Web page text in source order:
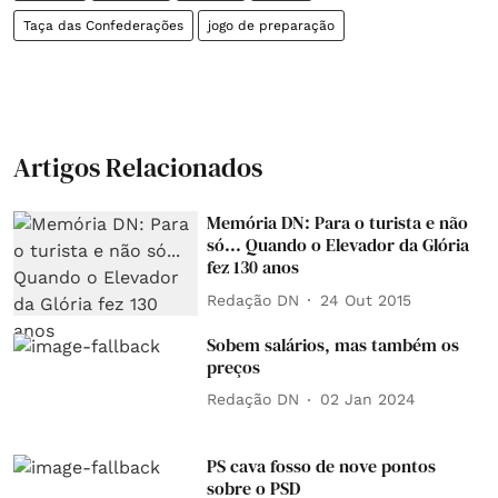
Taça das Confederações jogo de preparação
Artigos Relacionados
Memória DN: Para o turista e não
só... Quando o Elevador da Glória
fez 130 anos
Redação DN 24 Out 2015
Sobem salários, mas também os
preços
Redação DN 02 Jan 2024
PS cava fosso de nove pontos
sobre o PSD